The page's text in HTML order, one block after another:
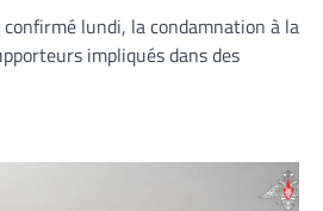
lundi, la condamnation à la
impliqués dans des